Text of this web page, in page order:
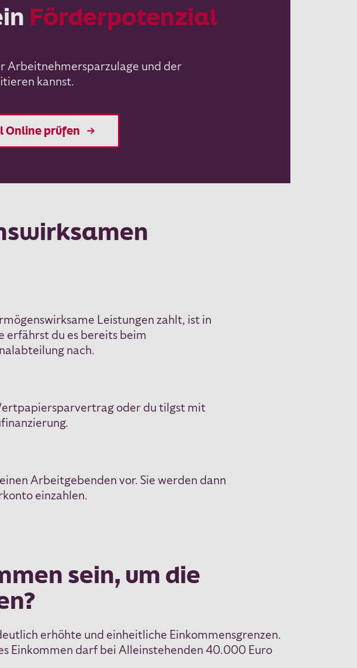
Förderpotenzial
Arbeitnehmersparzulage und der
kannst.
Online prüfen
Leistungen zahlt, ist in
du es bereits beim
nach.
oder du tilgst mit
Arbeitgebenden vor. Sie werden dann
einzahlen.
sein, um die
erhöhte und einheitliche Einkommensgrenzen.
Einkommen darf bei Alleinstehenden 40.000 Euro